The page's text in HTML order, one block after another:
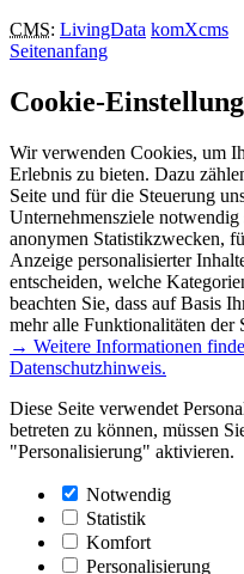
CMS: LivingData komXcms
Seitenanfang
Cookie-
Wir verwenden Cookies, um
Erlebnis zu bieten. Dazu
Seite und für die Steuerung
Unternehmensziele
anonymen Statistikzwecken,
Anzeige personalisierter
entscheiden, welche
beachten Sie, dass auf Basis
mehr alle Funktionalitäten der
→ Weitere Informationen
Datenschutzhinweis.
Diese Seite verwendet
betreten zu können, müssen
"Personalisierung" aktivieren.
Notwendig
Statistik
Komfort
Personalisierung